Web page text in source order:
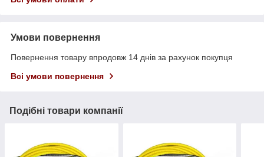
Умови повернення
Повернення товару впродовж 14 днів за рахунок покупця
Всі умови повернення
Подібні товари компанії